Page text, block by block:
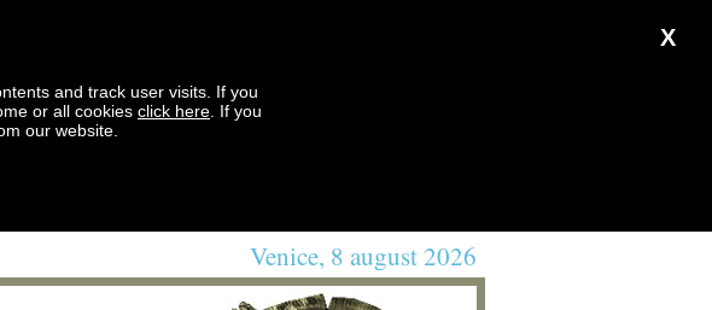
X
and track user visits. If you
or all cookies click here . If you
our website.
Venice, 8 august 2026